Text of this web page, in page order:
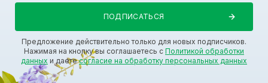
Предложение действительно только для новых подписчиков.
Нажимая на кнопку вы соглашаетесь с Политикой обработки
данных и даетесогласие на обработку персональных данных